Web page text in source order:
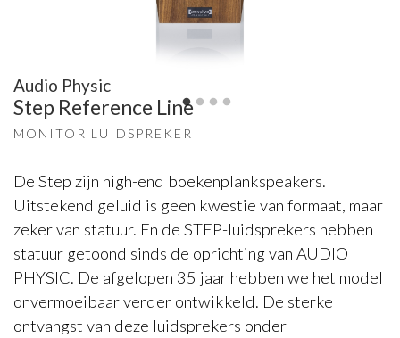
Audio Physic
Step Reference Line
MONITOR LUIDSPREKER
De Step zijn high-end boekenplankspeakers.
Uitstekend geluid is geen kwestie van formaat, maar
zeker van statuur. En de STEP-luidsprekers hebben
statuur getoond sinds de oprichting van AUDIO
PHYSIC. De afgelopen 35 jaar hebben we het model
onvermoeibaar verder ontwikkeld. De sterke
ontvangst van deze luidsprekers onder